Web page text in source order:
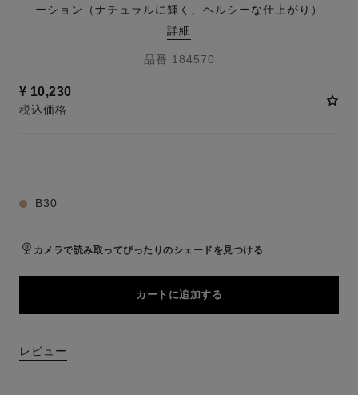
ーション（ナチュラルに輝く、ヘルシーな仕上がり）
詳細
品番 184570
¥ 10,230
税込価格
B30
カメラで読み取ってぴったりのシェードを見つける
カートに追加する
レビュー